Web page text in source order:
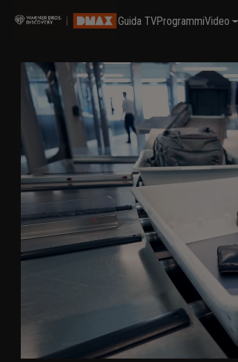
Guida TVProgrammiVideo